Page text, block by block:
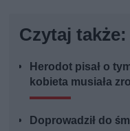
Czytaj także:
Herodot pisał o
kobieta musiała
Doprowadził do